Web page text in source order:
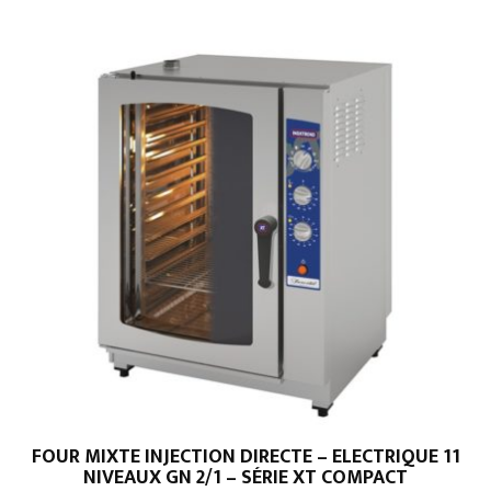
FOUR MIXTE INJECTION DIRECTE – ELECTRIQUE 11
NIVEAUX GN 2/1 – SÉRIE XT COMPACT